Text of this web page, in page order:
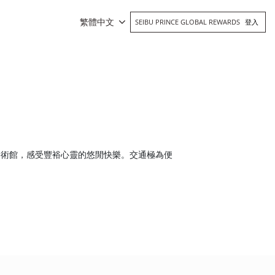
繁體中文 SEIBU PRINCE GLOBAL REWARDS 登入
館，感受豐裕心靈的悠閒快樂。交通極為便